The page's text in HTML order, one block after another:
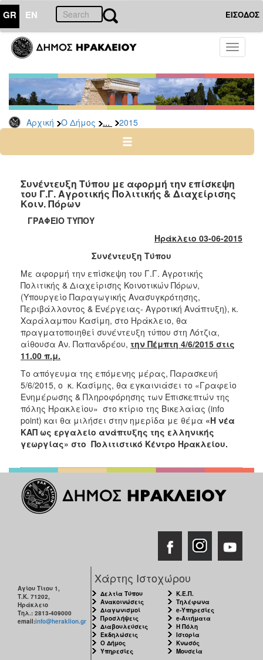
GR EN ΕΙΣΟΔΟΣ
Toggle
Αρχική Ο Δήμος ... 2015
ΔΗΜΟΣ
Δελτία
Τύπου
Αρχείο
2026
2024
2022
2021
2017
2016
2015
2013
2012
2011
2010
2006
ΤΟΠΟΣ
ΠΟΛΙΤΙΣΜΟΣ
Συνέντευξη Τύπου με αφορμή την επίσκεψη
του Γ.Γ. Αγροτικής Πολιτικής & Διαχείρισης
Κοιν. Πόρων
ΓΡΑΦΕΙΟ ΤΥΠΟΥ
Ηράκλειο 03-06-2015
Συνέντευξη Τύπου
Με αφορμή την επίσκεψη του Γ.Γ. Αγροτικής
Πολιτικής & Διαχείρισης Κοινοτικών Πόρων,
(Υπουργείο Παραγωγικής Ανασυγκρότησης,
Περιβάλλοντος & Ενέργειας- Αγροτική Ανάπτυξη), κ.
Χαράλαμπου Κασίμη, στο Ηράκλειο, θα
πραγματοποιηθεί συνέντευξη τύπου στη Λότζια,
αίθουσα Αν. Παπανδρέου, την Πέμπτη 4/6/2015 στις
11.00 π.μ.
Το απόγευμα της επόμενης μέρας, Παρασκευή
5/6/2015, ο κ. Κασίμης, θα εγκαινιάσει το «Γραφείο
Ενημέρωσης & Πληροφόρησης των Επισκεπτών της
πόλης Ηρακλείου» στο κτίριο της Βικελαίας (info
point) και θα μιλήσει στην ημερίδα με θέμα «Η νέα
ΚΑΠ ως εργαλείο ανάπτυξης της ελληνικής
γεωργίας» στο Πολιτιστικό Κέντρο Ηρακλείου.
Αγίου Τίτου 1,
Τ.Κ. 71202,
Ηράκλειο
Τηλ.: 2813-409000
email:info@heraklion.gr
Χάρτης Ιστοχώρου
Δελτία Τύπου
Ανακοινώσεις
Διαγωνισμοί
Προσλήψεις
Διαβουλεύσεις
Εκδηλώσεις
Ο Δήμος
Υπηρεσίες
Κ.Ε.Π.
Τηλέφωνα
e-Υπηρεσίες
e-Αιτήματα
Η Πόλη
Ιστορία
Κνωσός
Μουσεία